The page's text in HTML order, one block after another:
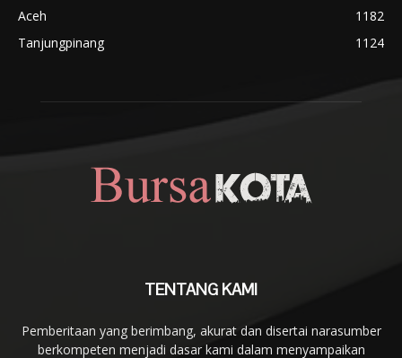
Aceh
1182
Tanjungpinang
1124
TENTANG KAMI
Pemberitaan yang berimbang, akurat dan disertai narasumber
berkompeten menjadi dasar kami dalam menyampaikan